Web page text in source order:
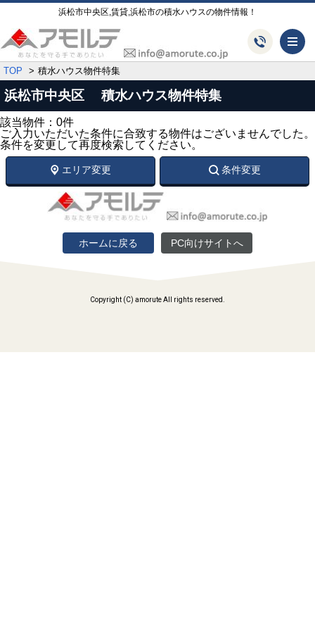
浜松市中央区,賃貸,浜松市の積水ハウスの物件情報！
TOP 積水ハウス物件特集
浜松市中央区 積水ハウス物件特集
該当物件：0件
ご入力いただいた条件に合致する物件はございませんでした。
条件を変更して再度検索してください。
エリア変更 条件変更
ホームに戻る PC向けサイトへ
Copyright (C) amorute All rights reserved.